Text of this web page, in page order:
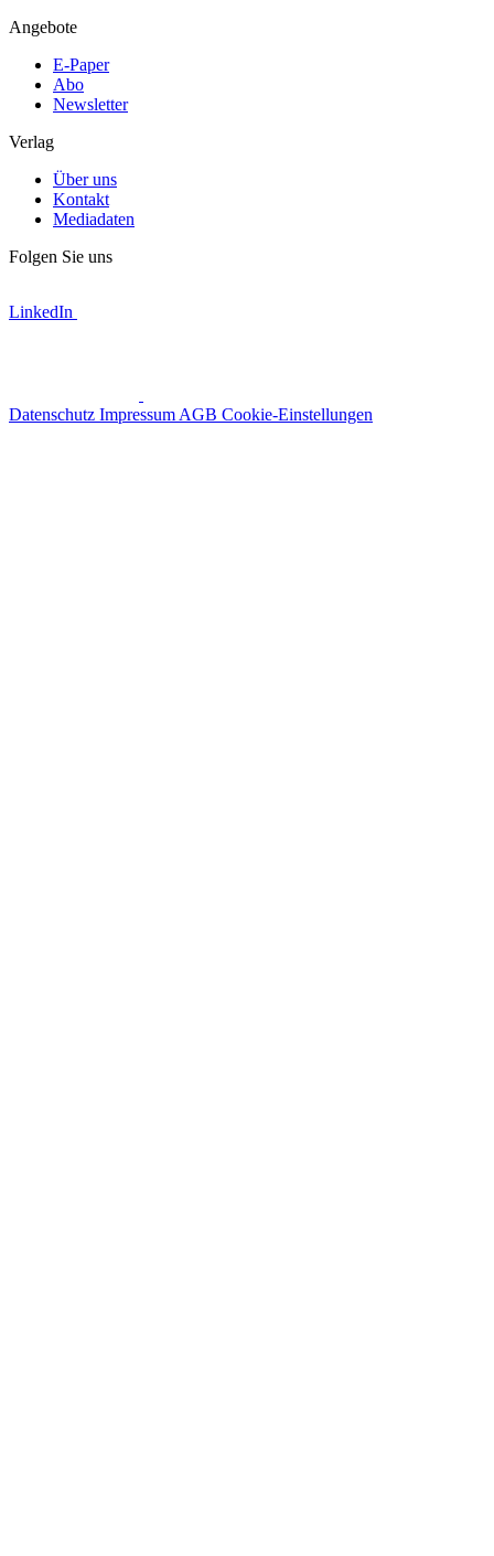
Angebote
E-Paper
Abo
Newsletter
Verlag
Über uns
Kontakt
Mediadaten
Folgen Sie uns
LinkedIn
Datenschutz Impressum AGB Cookie-Einstellungen